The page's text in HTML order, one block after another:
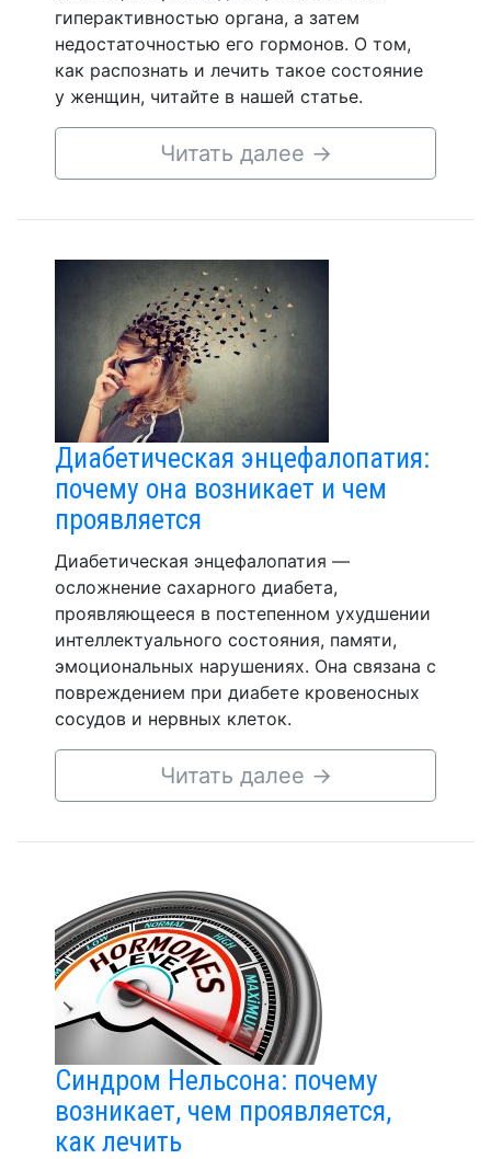
гиперактивностью органа, а затем
недостаточностью его гормонов. О том,
как распознать и лечить такое состояние
у женщин, читайте в нашей статье.
Читать далее →
Диабетическая энцефалопатия:
почему она возникает и чем
проявляется
Диабетическая энцефалопатия —
осложнение сахарного диабета,
проявляющееся в постепенном ухудшении
интеллектуального состояния, памяти,
эмоциональных нарушениях. Она связана с
повреждением при диабете кровеносных
сосудов и нервных клеток.
Читать далее →
Синдром Нельсона: почему
возникает, чем проявляется,
как лечить